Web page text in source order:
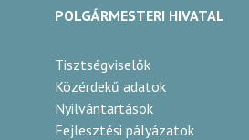
POLGÁRMESTERI HIVATAL
Tisztségviselők
Közérdekű adatok
Nyilvántartások
Fejlesztési pályázatok